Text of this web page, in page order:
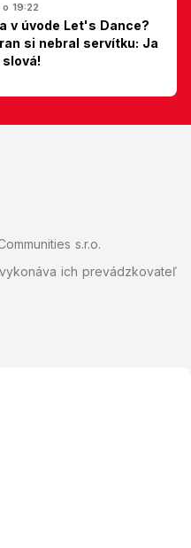
19:22
v úvode Let's Dance?
si nebral servítku: Ja
s.r.o.
ich prevádzkovateľ